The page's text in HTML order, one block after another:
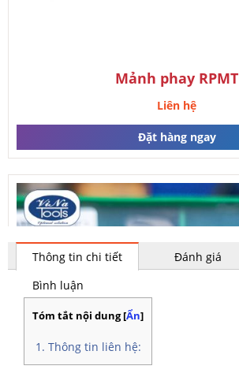
Mảnh phay RPMT
Liên hệ
Đặt hàng ngay
Thông tin chi tiết
Đánh giá
Bình luận
Tóm tắt nội dung[Ẩn]
Thông tin liên hệ: